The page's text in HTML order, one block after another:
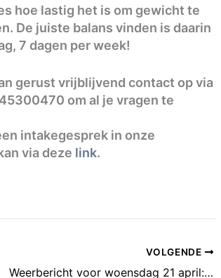
hoe lastig het is om gewicht te
De juiste balans vinden is daarin
7 dagen per week!
gerust vrijblijvend contact op via
om al je vragen te
intakegesprek in onze
via deze link.
VOLGENDE
Weerbericht voor woensdag 21 april: Afwisseling wolken en zon.